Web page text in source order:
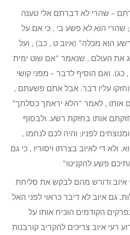
– שהרי לא דברתם אלי טענה
שהרי הוא לא פשע בי , כי אם על
הוא מכלה” (איוב ט , כב) , ועל
את העולם , שנאמר “אם שוט ימית
כג). ואם הוסיף לדבר – מפני קושי
וחזקו עליו דבר. אבל אתם פשעתם ,
, לאמר “הלא יראתך כסלתך”
אותו בחזקת רשע. ולבסוף
לפניו; והיה לכם לנחמו ,
ולא די לאיוב בצרתו ויסוריו , כי גם
פשע להקניטו”
איוב ודורש מהם לבקש את סליחת
גם איוב לא דיבר כראוי לפני האל
הקודמים הוכיח אותו על
רעי איוב צריכים להקריב קורבנות